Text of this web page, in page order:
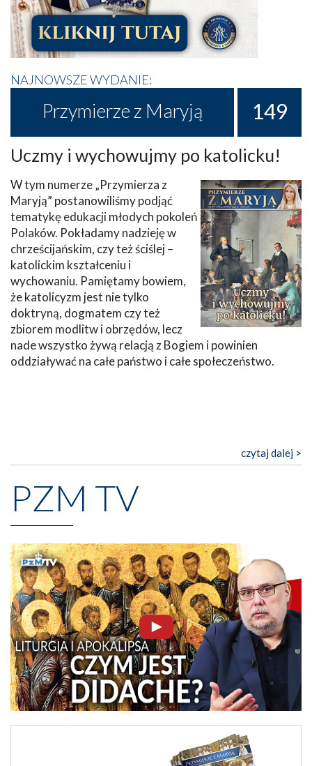
NAJNOWSZE WYDANIE:
Przymierze z Maryją 149
Uczmy i wychowujmy po katolicku!
W tym numerze „Przymierza z
Maryją” postanowiliśmy podjąć
tematykę edukacji młodych pokoleń
Polaków. Pokładamy nadzieję w
chrześcijańskim, czy też ściślej –
katolickim kształceniu i
wychowaniu. Pamiętamy bowiem,
że katolicyzm jest nie tylko
doktryną, dogmatem czy też
zbiorem modlitw i obrzędów, lecz
nade wszystko żywą relacją z Bogiem i powinien
oddziaływać na całe państwo i całe społeczeństwo.
czytaj dalej >
PZM TV